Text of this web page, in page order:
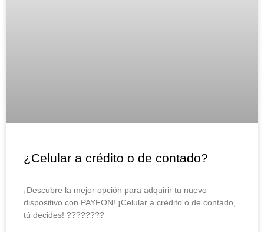
¿Celular a crédito o de contado?
¡Descubre la mejor opción para adquirir tu nuevo
dispositivo con PAYFON! ¡Celular a crédito o de contado,
tú decides! ????????